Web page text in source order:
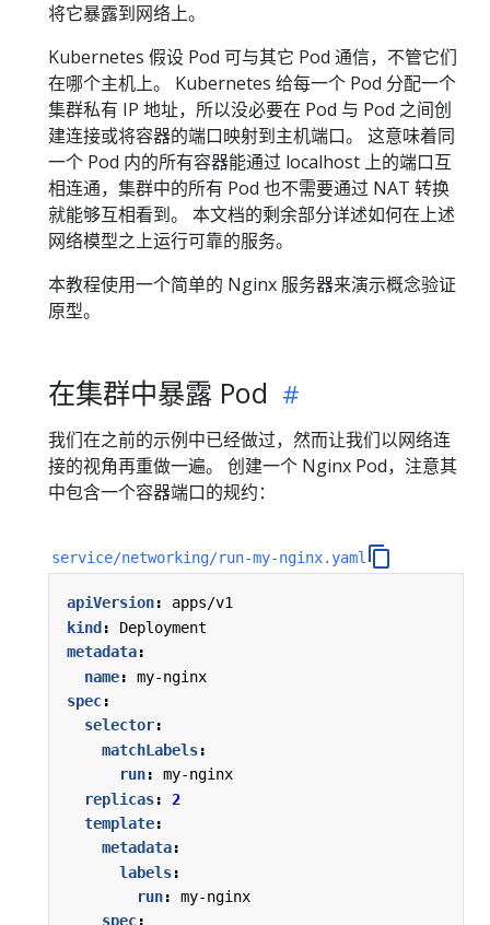
将它暴露到网络上。
Kubernetes 假设 Pod 可与其它 Pod 通信，不管它们
在哪个主机上。 Kubernetes 给每一个 Pod 分配一个
集群私有 IP 地址，所以没必要在 Pod 与 Pod 之间创
建连接或将容器的端口映射到主机端口。 这意味着同
一个 Pod 内的所有容器能通过 localhost 上的端口互
相连通，集群中的所有 Pod 也不需要通过 NAT 转换
就能够互相看到。 本文档的剩余部分详述如何在上述
网络模型之上运行可靠的服务。
本教程使用一个简单的 Nginx 服务器来演示概念验证
原型。
在集群中暴露 Pod
我们在之前的示例中已经做过，然而让我们以网络连
接的视角再重做一遍。 创建一个 Nginx Pod，注意其
中包含一个容器端口的规约：
service/networking/run-my-nginx.yaml
apiVersion:
apps/v1
kind :
Deployment
metadata:
name:
my-nginx
spec:
selector:
matchLabels:
run:
my-nginx
replicas:
2
template:
metadata:
labels:
run:
my-nginx
spec: